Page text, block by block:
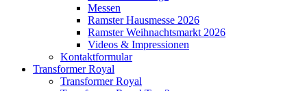
Messen
Ramster Hausmesse 2026
Ramster Weihnachtsmarkt 2026
Videos & Impressionen
Kontaktformular
Transformer Royal
Transformer Royal